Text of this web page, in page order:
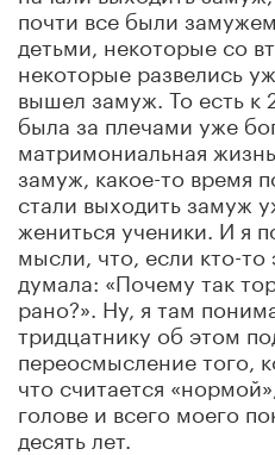
почти все были
детьми, некоторые со
некоторые развелись
вышел замуж. То есть к
была за плечами уже
матримониальная
замуж, какое-то время
стали выходить замуж
жениться ученики. И я
мысли, что, если кто-то
думала: «Почему так
рано?». Ну, я там
тридцатнику об этом
переосмысление того,
что считается
голове и всего моего
десять лет.